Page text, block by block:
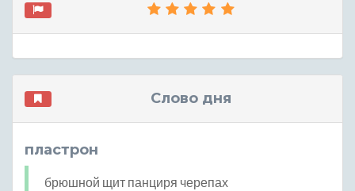
Слово дня
пластрон
брюшной щит панциря черепах